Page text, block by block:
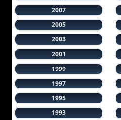
2007
2005
2003
2001
1999
1997
1995
1993